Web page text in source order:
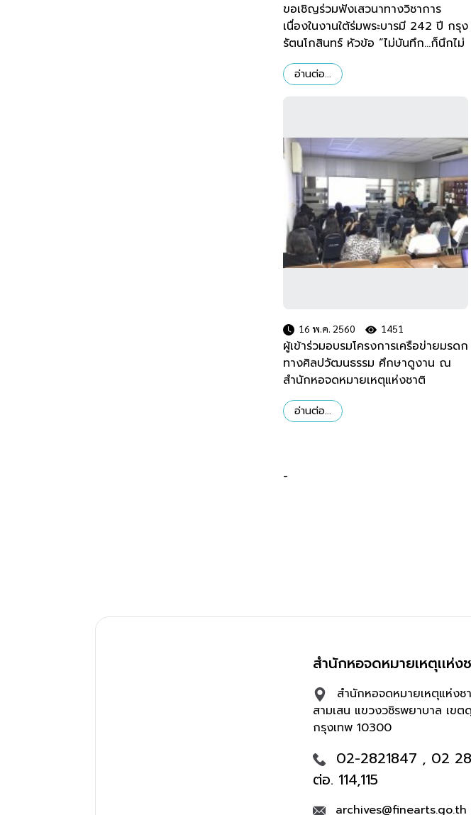
ขอเชิญร่วมฟังเสวนาทางวิชาการ
เนื่องในงานใต้ร่มพระบารมี 242 ปี กรุง
รัตนโกสินทร์ หัวข้อ “ไม่บันทึก...ก็นึกไม่
ออก” ในวันจันทร์ที่ 22 เมษายน 2567
อ่านต่อ...
16 พ.ค. 2560 1451
ผู้เข้าร่วมอบรมโครงการเครือข่ายมรดก
ทางศิลปวัฒนธรรม ศึกษาดูงาน ณ
สำนักหอจดหมายเหตุแห่งชาติ
อ่านต่อ...
-
สำนักหอจดหมายเหตุเเห่ง
สำนักหอจดหมายเหตุแห่ง
สามเสน แขวงวชิรพยาบาล เขต
กรุงเทพ 10300
02-2821847 , 02
ต่อ. 114,115
archives@finearts.go.th